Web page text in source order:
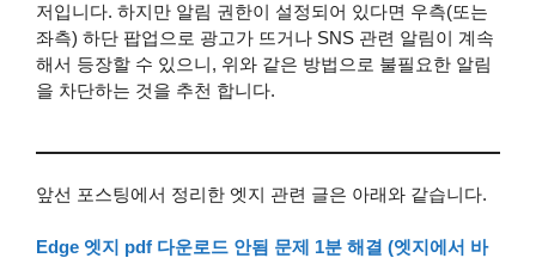
저입니다. 하지만 알림 권한이 설정되어 있다면 우측(또는
좌측) 하단 팝업으로 광고가 뜨거나 SNS 관련 알림이 계속
해서 등장할 수 있으니, 위와 같은 방법으로 불필요한 알림
을 차단하는 것을 추천 합니다.
앞선 포스팅에서 정리한 엣지 관련 글은 아래와 같습니다.
Edge 엣지 pdf 다운로드 안됨 문제 1분 해결 (엣지에서 바